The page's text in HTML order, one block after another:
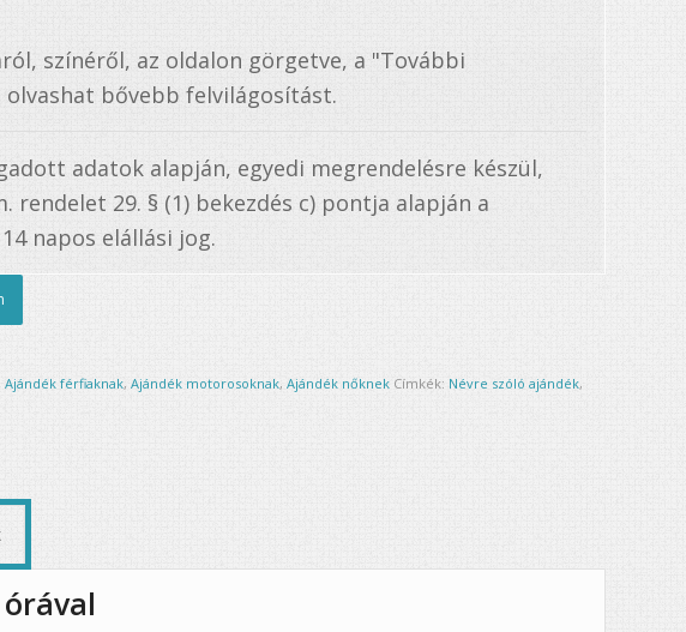
színéről, az oldalon görgetve, a "További
bővebb felvilágosítást.
adatok alapján, egyedi megrendelésre készül,
rendelet 29. § (1) bekezdés c) pontja alapján a
napos elállási jog.
,Ajándék férfiaknak,Ajándék motorosoknak,Ajándék nőknek Címkék: Névre szóló ajándék,